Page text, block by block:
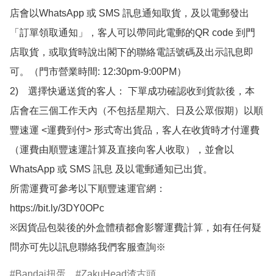
店會以WhatsApp 或 SMS 訊息通知取貨，及以電郵發出
「訂單領取通知」，客人可以帶同此電郵的QR code 到門
店取貨，或取貨時說出閣下的聯絡電話號碼及出示訊息即
可。（門市營業時間: 12:30pm-9:00PM）
2)　選擇快遞送貨的客人： 下單成功確認收到貨款後，本
店會在三個工作天內（不包括星期六、日及公眾假期）以順
豐速運 <運費到付> 形式寄出貨品，客人在收貨時才付運費
（運費由順豐速運計算及直接向客人收取），並會以
WhatsApp 或 SMS 訊息 及以電郵通知已出貨。
所需運費可參考以下順豐速運官網：
https://bit.ly/3DY0OPc
※因貨品包裝後的外盒體積都會影響運費計算，如有任何疑
問亦可先以訊息聯絡我們客服查詢※